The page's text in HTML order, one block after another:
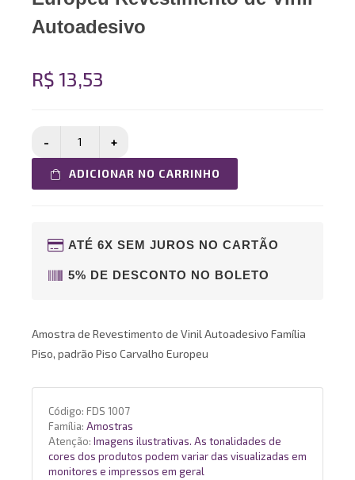
Autoadesivo
R$ 13,53
ADICIONAR NO CARRINHO
ATÉ 6X SEM JUROS NO CARTÃO
5% DE DESCONTO NO BOLETO
Amostra de Revestimento de Vinil Autoadesivo Família
Piso, padrão Piso Carvalho Europeu
Código: FDS 1007
Família: Amostras
Atenção: Imagens ilustrativas. As tonalidades de
cores dos produtos podem variar das visualizadas em
monitores e impressos em geral